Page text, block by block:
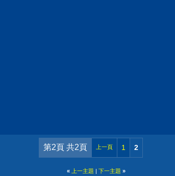
第2頁 共2頁 上一頁 1 2
« 上一主題 | 下一主題 »